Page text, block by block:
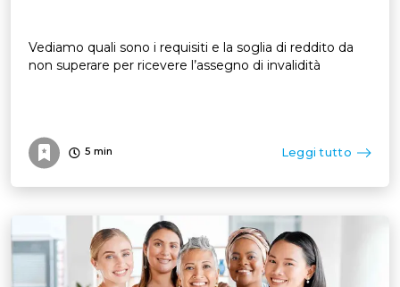
Vediamo quali sono i requisiti e la soglia di reddito da
non superare per ricevere l’assegno di invalidità
5 min Leggi tutto